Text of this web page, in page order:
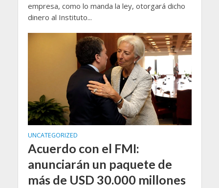
empresa, como lo manda la ley, otorgará dicho
dinero al Instituto...
UNCATEGORIZED
Acuerdo con el FMI:
anunciarán un paquete de
más de USD 30.000 millones